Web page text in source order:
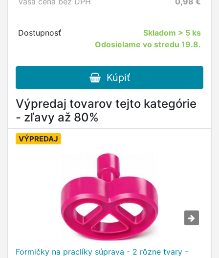
Dostupnosť Skladom > 5 ks
Odosielame vo stredu 19.8.
Kúpiť
Výpredaj tovarov tejto kategórie
- zľavy až 80%
VÝPREDAJ
Formičky na praclíky súprava - 2 rôzne tvary -